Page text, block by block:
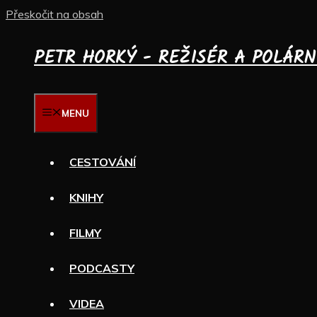
Přeskočit na obsah
PETR HORKÝ - REŽISÉR A
MENU
CESTOVÁNÍ
KNIHY
FILMY
PODCASTY
VIDEA